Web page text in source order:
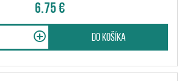
6.75 €
do košíka